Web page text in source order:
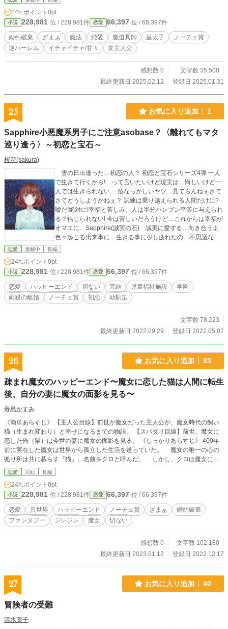
してきたが、婚約破棄の話を聞きつけた他国の竜太子達の始まる主人公争奪戦や
様々な問題に四苦八苦する彼女の物語
24h.ポイント 0pt
小説 228,981 位 / 228,981件 恋愛 66,397 位 / 66,397件
婚約破棄 ざまぁ 魔法 純愛 魔道具師 皇太子
ノーチェ賞
逆ハーレム
イチャイチャ/甘々 女主人公
感想数 0
文字数 35,500
最終更新日 2025.02.12
登録日 2025.01.31
25 お気に入り追加 1
Sapphire小悪魔系男子にご注意asobase？〈離れてもマタ
巡り逢う〉～初恋と宝石～
桜花(sakura)
雪の日出逢った…初恋の人？ 初恋と宝石シリーズ4弾 一人
で生きて行くから!…って言いたいけど現実は…悔しいけど一
人では生きられない… 危なっかしいヤツ…見てらんねぇさて
さてどうしようかねぇ？ 試練は乗り越えられる人間だけに?
嘘だ!絶対に!幸福と苦しみ、人は半分ハンブン平等に与えられ
る？信じられない! 今は苦しいだろうけど…これからは幸福が
オマエに…Sapphire(誠実の石) 誠実に愛する…向き合うよ
色々起こる出来事に…生きる事に少し疲れたの…不思議なア
ナタいつも助けてくれる… テーマ 開けない夜は無い.守り
思議な小悪魔系男子…何者？ 彼女を溺愛する彼氏 色々起こる
出来事に…生きる事に少し疲れたの…不思議なアナタいつも
助けてくれる… テーマ 開けない夜は無い.守りたい人を支
えてあげるには?それぞれの方法で貴女を守る!.不思議な小悪
魔系男子…何者？
恋愛 連載中 長編
24h.ポイント 0pt
小説 228,981 位 / 228,981件 恋愛 66,397 位 / 66,397件
恋愛 ハッピーエンド 切ない 完結 児童福祉施設
学園
両親の離婚
ノーチェ賞 初恋 幼馴染
文字数 78,223
最終更新日 2022.09.29
登録日 2022.05.07
26 お気に入り追加 63
疎まれ魔女のハッピーエンド〜魔女に恋した猫は人間に転生
後、自分の妻に魔女の面影を見る〜
毒島かすみ
《簡単あらすじ》 【主人公目線】前世が魔女だった主人公が、魔女時代の飼い
猫（生まれ変わり）と幸せになるまでの物語。 【スパダリ目線】前世、魔女に
恋した俺（猫）は今世の妻に魔女の面影を見る。 《しっかりあらすじ》 400年
前に実在した魔女は世界から孤立した生活を送っていた。 魔女の唯一の心の
拠り所は共に暮らす『猫』。名前をクロと呼んだ。 しかし、クロは魔女にと
って心を満たす存在では無かった。その真意は『人』と共に暮したかったから。
猫であるクロは魔女に恋心を抱いていた。もちろんただの『猫』であるク
ロのその恋心は結局魔女に伝わる事は無く、魔女は大聖女イリアスによって討伐
された。 400年後、前世を魔女として嫌われ孤独のまま大聖女によって討
伐されたハンナ・スカーレット（女主人公）は、今世こそ幸せになりたいと願っ
た。 そして、その願いは叶い、王国屈指の名家エドワード公爵家の嫡男ヴィ
ルドレット・エドワードとの結婚が決まった。 しかし、ヴィルドレットはそ
猫……クロの生まれ変わりだったから。前世の記憶を持つヴィルドレットはその
心に未だに魔女への恋心をもっていた。 故に妻となるハンナに向かって「愛
そが、魔女の生まれ変わりとも知らずに……。
恋愛 完結 長編
24h.ポイント 0pt
小説 228,981 位 / 228,981件 恋愛 66,397 位 / 66,397件
恋愛 異世界 ハッピーエンド ノーチェ賞 ざまぁ
婚約破棄
ファンタジー
ジレジレ 魔女 切ない
感想数 0
文字数 102,180
最終更新日 2023.01.12
登録日 2022.12.17
27 お気に入り追加 40
冒険者の受難
清水薬子